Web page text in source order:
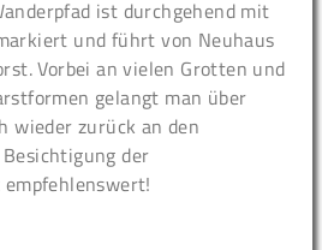
ist durchgehend mit
und führt von Neuhaus
Vorbei an vielen Grotten und
gelangt man über
wieder zurück an den
der